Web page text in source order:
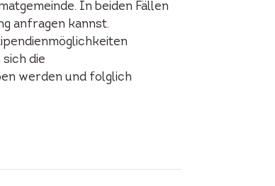
In beiden Fällen
anfragen kannst.
die
werden und folglich